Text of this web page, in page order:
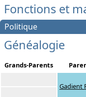
Fonctions et
Politique
Généalogie
Grands-Parents
Gadient